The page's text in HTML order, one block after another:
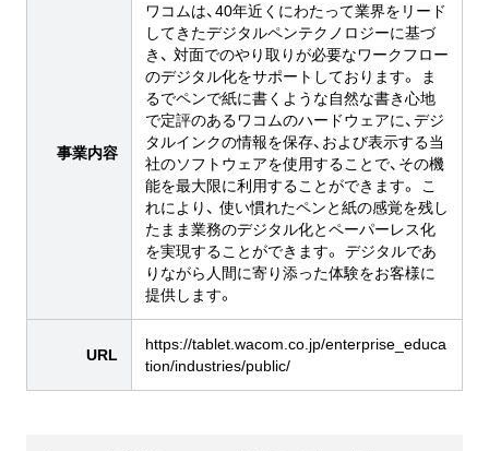
事業内容
ワコムは、40年近くにわたって業界をリード
してきたデジタルペンテクノロジーに基づ
き、 対面でのやり取りが必要なワークフロー
のデジタル化をサポートしております。 ま
るでペンで紙に書くような自然な書き心地
で定評のあるワコムのハードウェアに、デジ
タルインクの情報を保存、および表示する当
社のソフトウェアを使用することで、その機
能を最大限に利用することができます。 こ
れにより、 使い慣れたペンと紙の感覚を残し
たまま業務のデジタル化とペーパーレス化
を実現することができます。 デジタルであ
りながら人間に寄り添った体験をお客様に
提供します。
URL
https://tablet.wacom.co.jp/enterprise_educa
tion/industries/public/